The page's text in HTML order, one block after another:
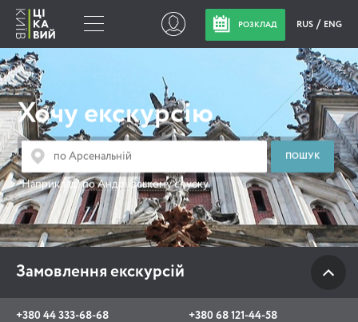
РОЗКЛАД RUS ENG
Хочу екскурсію
Наприклад:по Андріївському спуску
Замовлення екскурсій
+380 44 333-68-68
+380 68 121-44-58
Замовлення
екскурсій
+380 44 333-68-68
+380 68 121-44-58
tour@interesniy.kiev.ua
з 10.00 до 19:30 щоденно
Viber WhatsApp